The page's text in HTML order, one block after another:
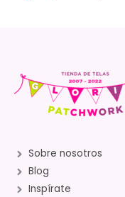
Sobre nosotros
Blog
Inspírate